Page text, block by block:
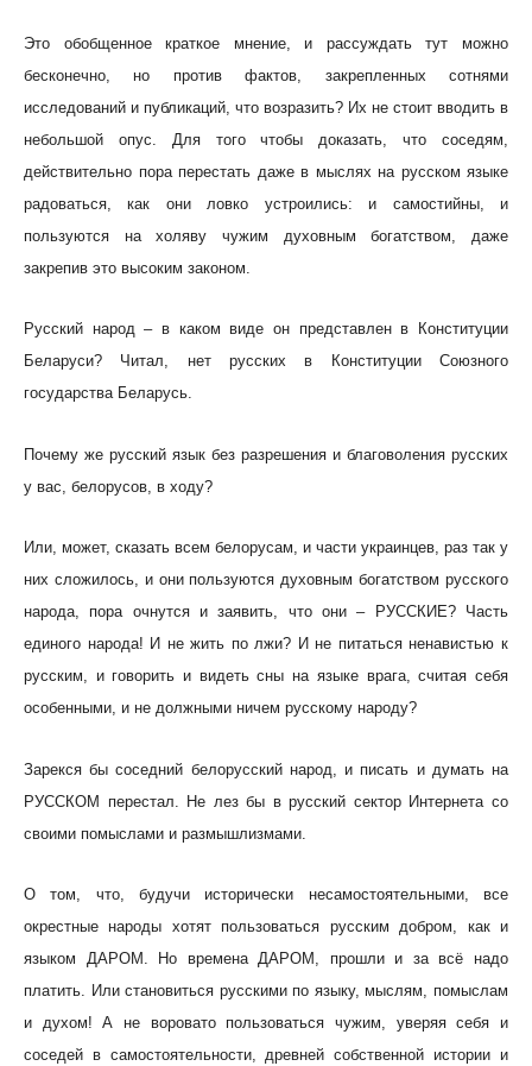
Это обобщенное краткое мнение, и рассуждать тут можно
бесконечно, но против фактов, закрепленных сотнями
исследований и публикаций, что возразить? Их не стоит вводить в
небольшой опус. Для того чтобы доказать, что соседям,
действительно пора перестать даже в мыслях на русском языке
радоваться, как они ловко устроились: и самостийны, и
пользуются на холяву чужим духовным богатством, даже
закрепив это высоким законом.
Русский народ – в каком виде он представлен в Конституции
Беларуси? Читал, нет русских в Конституции Союзного
государства Беларусь.
Почему же русский язык без разрешения и благоволения русских
у вас, белорусов, в ходу?
Или, может, сказать всем белорусам, и части украинцев, раз так у
них сложилось, и они пользуются духовным богатством русского
народа, пора очнутся и заявить, что они – РУССКИЕ? Часть
единого народа! И не жить по лжи? И не питаться ненавистью к
русским, и говорить и видеть сны на языке врага, считая себя
особенными, и не должными ничем русскому народу?
Зарекся бы соседний белорусский народ, и писать и думать на
РУССКОМ перестал. Не лез бы в русский сектор Интернета со
своими помыслами и размышлизмами.
О том, что, будучи исторически несамостоятельными, все
окрестные народы хотят пользоваться русским добром, как и
языком ДАРОМ. Но времена ДАРОМ, прошли и за всё надо
платить. Или становиться русскими по языку, мыслям, помыслам
и духом! А не воровато пользоваться чужим, уверяя себя и
соседей в самостоятельности, древней собственной истории и